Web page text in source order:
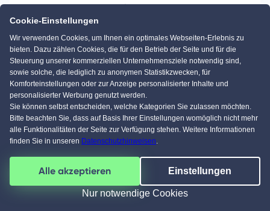
Fassadenbeschichtung
auch: Fassadenbeschichtungen
Unter einer
Fassadenbeschichtung ist das
Aufbringen hochwertiger
Anstriche zu verstehen, die
besonders resistent gegen Regen,
Sonnenbestrahlung und
Umweltverschmutzung sein
müssen. Sie wird auf verputzten
Flächen, Beton, Kalksandstein oder Holz aufgetragen.
Neben einer farblichen Gestaltung können
Beschichtungen auch spezielle Kriterien erfüllen wie
Cookie-Einstellungen
Wir verwenden Cookies, um Ihnen ein optimales Webseiten-Erlebnis zu
bieten. Dazu zählen Cookies, die für den Betrieb der Seite und für die
Steuerung unserer kommerziellen Unternehmensziele notwendig sind,
sowie solche, die lediglich zu anonymen Statistikzwecken, für
Komforteinstellungen oder zur Anzeige personalisierter Inhalte und
personalisierter Werbung genutzt werden.
Sie können selbst entscheiden, welche Kategorien Sie zulassen möchten.
Bitte beachten Sie, dass auf Basis Ihrer Einstellungen womöglich nicht mehr
alle Funktionalitäten der Seite zur Verfügung stehen. Weitere Informationen
finden Sie in unseren Datenschutzhinweisen.
Alle akzeptieren Einstellungen
Nur notwendige Cookies